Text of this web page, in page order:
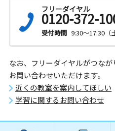
フリーダイヤル
0120-372-
受付時間 9:30～17:30（
なお、フリーダイヤルがつな
お問い合わせいただけます。
近くの教室を案内してほしい
学習に関するお問い合わせ